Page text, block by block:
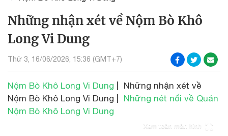
Những nhận xét về Nộm Bò Khô
Long Vi Dung
Thứ 3, 16/06/2026, 15:36 (GMT+7)
Nộm Bò Khô Long Vi Dung | Những nhận xét về
Nộm Bò Khô Long Vi Dung | Những nét nổi về Quán
Nộm Bò Khô Long Vi Dung
Xem toàn màn hình